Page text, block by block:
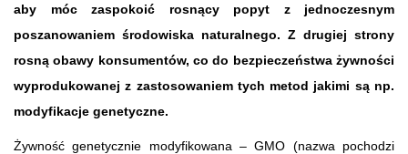
aby móc zaspokoić rosnący popyt z jednoczesnym
poszanowaniem środowiska naturalnego. Z drugiej strony
rosną obawy konsumentów, co do bezpieczeństwa żywności
wyprodukowanej z zastosowaniem tych metod jakimi są np.
modyfikacje genetyczne.
Żywność genetycznie modyfikowana – GMO (nazwa pochodzi